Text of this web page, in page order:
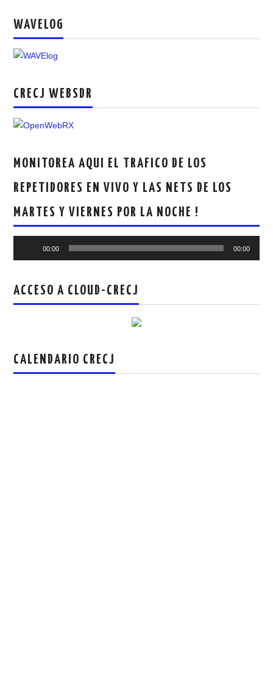
WAVELOG
CRECJ WEBSDR
MONITOREA AQUI EL TRAFICO DE LOS
REPETIDORES EN VIVO Y LAS NETS DE LOS
MARTES Y VIERNES POR LA NOCHE !
00:00 00:00
ACCESO A CLOUD-CRECJ
CALENDARIO CRECJ